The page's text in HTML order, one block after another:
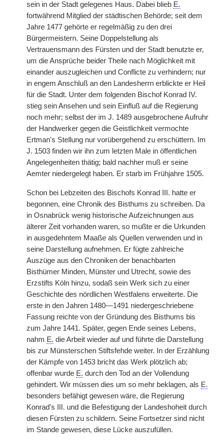
sein in der Stadt gelegenes Haus. Dabei blieb E.
fortwährend Mitglied der städtischen Behörde; seit dem
Jahre 1477 gehörte er regelmäßig zu den drei
Bürgermeistern. Seine Doppelstellung als
Vertrauensmann des Fürsten und der Stadt benutzte er,
um die Ansprüche beider Theile nach Möglichkeit mit
einander auszugleichen und Conflicte zu verhindern; nur
in engem Anschluß an den Landesherrn erblickte er Heil
für die Stadt. Unter dem folgenden Bischof Konrad IV.
stieg sein Ansehen und sein Einfluß auf die Regierung
noch mehr; selbst der im J. 1489 ausgebrochene Aufruhr
der Handwerker gegen die Geistlichkeit vermochte
Ertman's Stellung nur vorübergehend zu erschüttern. Im
J. 1503 finden wir ihn zum letzten Male in öffentlichen
Angelegenheiten thätig; bald nachher muß er seine
Aemter niedergelegt haben. Er starb im Frühjahre 1505.
Schon bei Lebzeiten des Bischofs Konrad III. hatte er
begonnen, eine Chronik des Bisthums zu schreiben. Da
in Osnabrück wenig historische Aufzeichnungen aus
älterer Zeit vorhanden waren, so mußte er die Urkunden
in ausgedehntem Maaße als Quellen verwenden und in
seine Darstellung aufnehmen. Er fügte zahlreiche
Auszüge aus den Chroniken der benachbarten
Bisthümer Minden, Münster und Utrecht, sowie des
Erzstifts Köln hinzu, sodaß sein Werk sich zu einer
Geschichte des nördlichen Westfalens erweiterte. Die
erste in den Jahren 1480—1491 niedergeschriebene
Fassung reichte von der Gründung des Bisthums bis
zum Jahre 1441. Später, gegen Ende seines Lebens,
nahm E. die Arbeit wieder auf und führte die Darstellung
bis zur Münsterschen Stiftsfehde weiter. In der Erzählung
der Kämpfe von 1453 bricht das Werk plötzlich ab;
offenbar wurde E. durch den Tod an der Vollendung
gehindert. Wir müssen dies um so mehr beklagen, als E.
besonders befähigt gewesen wäre, die Regierung
Konrad's III. und die Befestigung der Landeshoheit durch
diesen Fürsten zu schildern. Seine Fortsetzer sind nicht
im Stande gewesen, diese Lücke auszufüllen.